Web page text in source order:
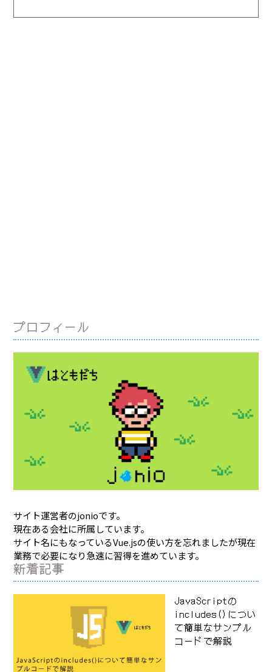
プロフィール
サイト運営者のjonioです。
現在ある会社に所属しています。
サイト名にもなっているVue.jsの使い方を忘れましたが現在
業務で必要になり急速に習得を進めています。
新着記事
JavaScriptの
includes()につい
て簡単なサンプル
コードで解説